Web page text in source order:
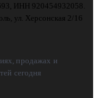
ИНН 920454932058.
ул. Херсонская 2/16
продажах и
сегодня